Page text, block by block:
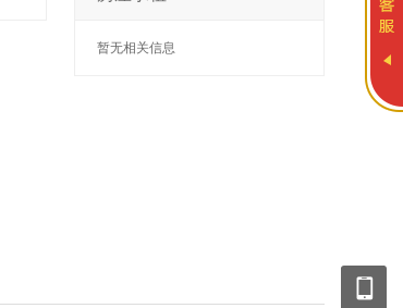
暂无相关信息